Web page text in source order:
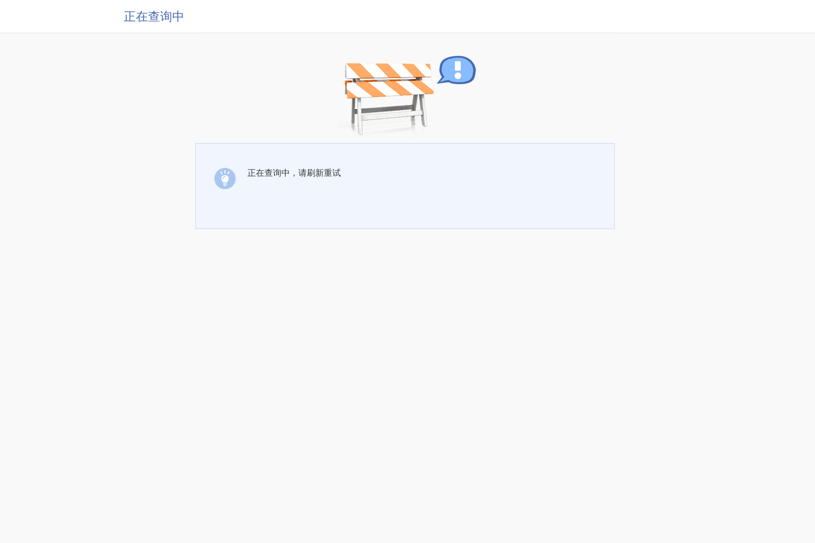
正在查询中
正在查询中，请刷新重试